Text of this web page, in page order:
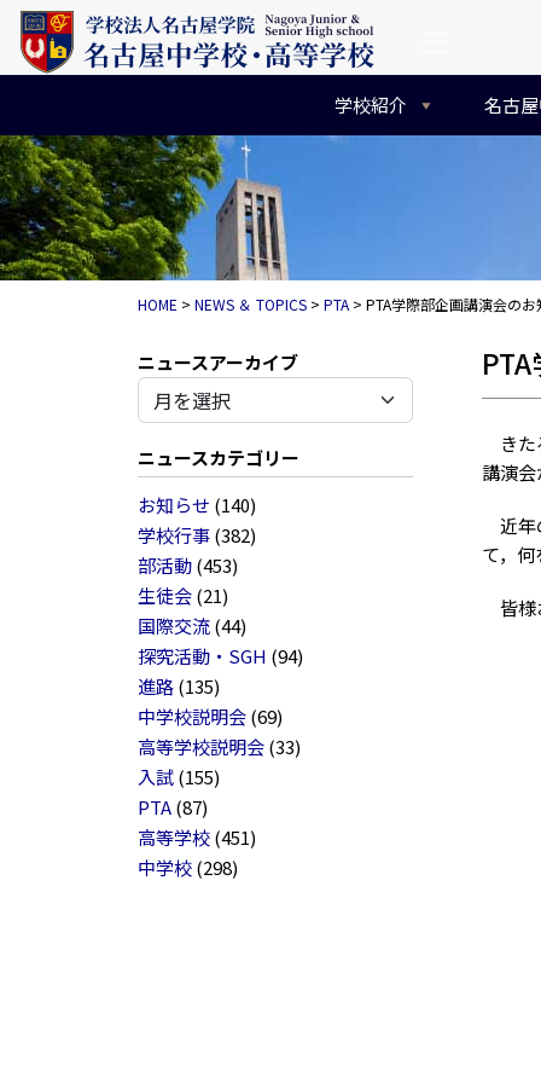
コンテンツへスキップ
メインナビゲーション
学校紹介 名古
HOME > NEWS ＆ TOPICS > PTA > PTA学際部企画講演会のお
アーカイブ
ニュースカテゴリー
お知らせ (140)
学校行事(382)
部活動(453)
生徒会(21)
国際交流(44)
探究活動・SGH (94)
進路(135)
中学校説明会(69)
高等学校説明会(33)
入試(155)
PTA(87)
高等学校(451)
中学校(298)
きた
講演
近年
て，
皆様